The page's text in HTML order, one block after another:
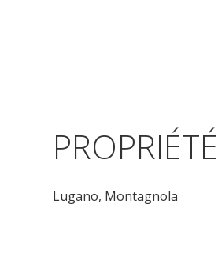
Lugano, Montagnola